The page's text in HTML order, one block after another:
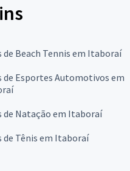
de Beach Tennis em Itaboraí
de Esportes Automotivos em
de Natação em Itaboraí
de Tênis em Itaboraí